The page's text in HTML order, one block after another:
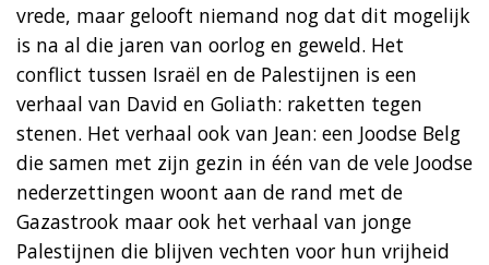
vrede, maar gelooft niemand nog dat dit mogelijk
is na al die jaren van oorlog en geweld. Het
conflict tussen Israël en de Palestijnen is een
verhaal van David en Goliath: raketten tegen
stenen. Het verhaal ook van Jean: een Joodse Belg
die samen met zijn gezin in één van de vele Joodse
nederzettingen woont aan de rand met de
Gazastrook maar ook het verhaal van jonge
Palestijnen die blijven vechten voor hun vrijheid